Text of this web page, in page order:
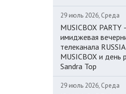
29 июль 2026, Среда
MUSICBOX PARTY
имиджевая
телеканала
MUSICBOX и день
Sandra Top
29 июль 2026, Среда